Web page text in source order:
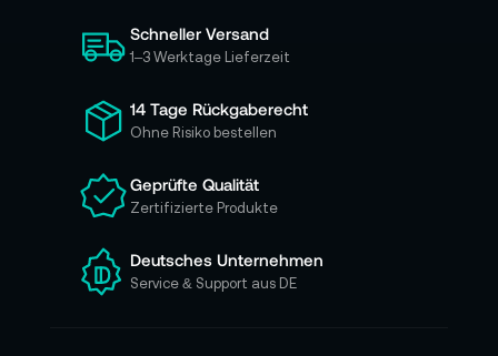
c
h
ü
r
u
e
e
n
N
Schneller Versand
1–3 Werktage Lieferzeit
14 Tage Rückgaberecht
Ohne Risiko bestellen
Geprüfte Qualität
Zertifizierte Produkte
Deutsches Unternehmen
Service & Support aus DE